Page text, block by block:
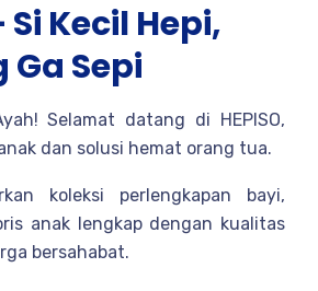
Si Kecil Hepi,
Sepi
Selamat datang di HEPISO,
dan solusi hemat orang tua.
koleksi perlengkapan bayi,
anak lengkap dengan kualitas
bersahabat.